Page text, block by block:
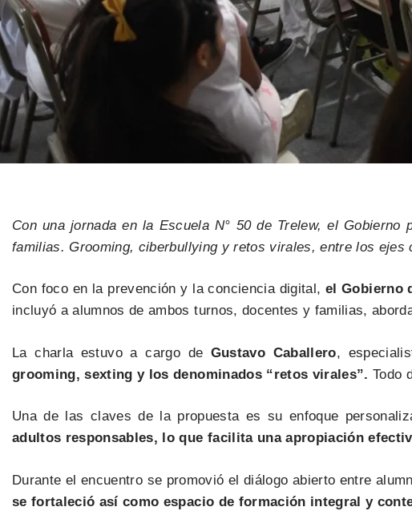
Con una jornada en la Escuela N° 50 de Trelew, el
familias. Grooming, ciberbullying y retos virales, entre los ejes
Con foco en la prevención y la conciencia digital, el Gobierno
incluyó a alumnos de ambos turnos, docentes y familias,
La charla estuvo a cargo de Gustavo Caballero,
grooming, sexting y los denominados “retos virales”. Todo
Una de las claves de la propuesta es su enfoque
adultos responsables, lo que facilita una apropiación
Durante el encuentro se promovió el diálogo abierto entre
se fortaleció así como espacio de formación integral y